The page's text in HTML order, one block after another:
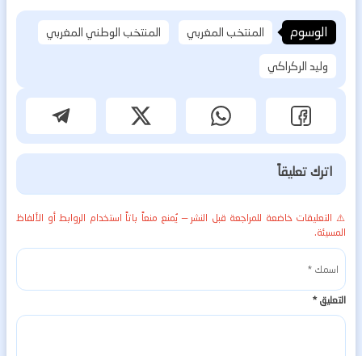
الوسوم المنتخب المغربي
المنتخب الوطني المغربي
وليد الركراكي
اترك تعليقاً
⚠️ التعليقات خاضعة للمراجعة قبل النشر — يُمنع منعاً باتاً استخدام الروابط أو الألفاظ
المسيئة.
التعليق*